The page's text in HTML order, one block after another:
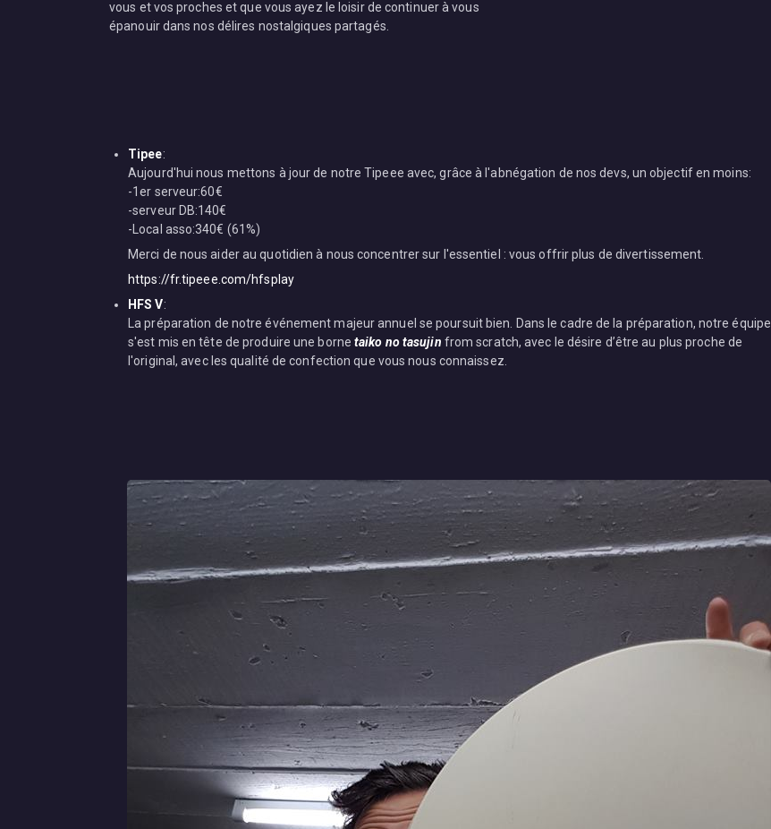
vous et vos proches et que vous ayez le loisir de continuer à vous
épanouir dans nos délires nostalgiques partagés.
Tipee:
Aujourd'hui nous mettons à jour de notre Tipeee avec, grâce à l'abnégation de nos devs, un objectif en moins:
-1er serveur:60€
-serveur DB:140€
-Local asso:340€ (61%)
Merci de nous aider au quotidien à nous concentrer sur l'essentiel : vous offrir plus de divertissement.
https://fr.tipeee.com/hfsplay
HFS V:
La préparation de notre événement majeur annuel se poursuit bien. Dans le cadre de la préparation, notre équipe
s'est mis en tête de produire une bornetaiko no tasujin from scratch, avec le désire d’être au plus proche de
l'original, avec les qualité de confection que vous nous connaissez.